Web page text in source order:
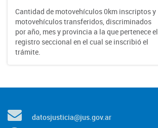
Cantidad de motovehículos 0km inscriptos y
motovehículos transferidos, discriminados
por año, mes y provincia a la que pertenece el
registro seccional en el cual se inscribió el
trámite.
datosjusticia@jus.gov.ar